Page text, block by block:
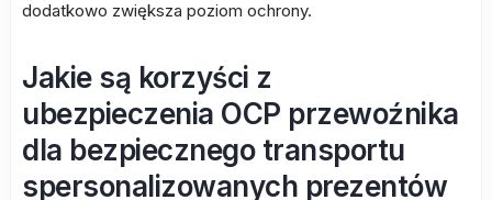
dodatkowo zwiększa poziom ochrony.
Jakie są korzyści z
ubezpieczenia OCP przewoźnika
dla bezpiecznego transportu
spersonalizowanych prezentów